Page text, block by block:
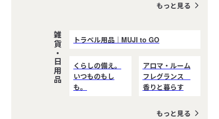
もっと見る
雑貨・日用品 トラベル用品｜MUJI to GO
くらしの備え。
いつものもし
も。
アロマ・ルーム
フレグランス
香りと暮らす
もっと見る